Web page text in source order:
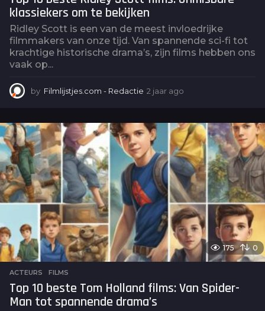
klassiekers om te bekijken
Ridley Scott is een van de meest invloedrijke
filmmakers van onze tijd. Van spannende sci-fi tot
krachtige historische drama’s, zijn films hebben ons
vaak op...
by Filmlijstjes.com - Redactie 2 jaar ago
a
r
a
g
o
175 0
ACTEURS ,FILMS
Top 10 beste Tom Holland films: Van Spider-
Man tot spannende drama’s